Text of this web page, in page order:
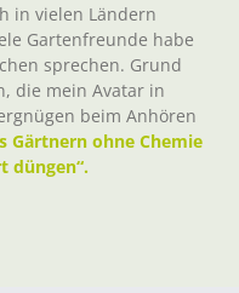
in vielen Ländern
Gartenfreunde habe
sprechen. Grund
die mein Avatar in
beim Anhören
Gärtnern ohne Chemie
düngen“.